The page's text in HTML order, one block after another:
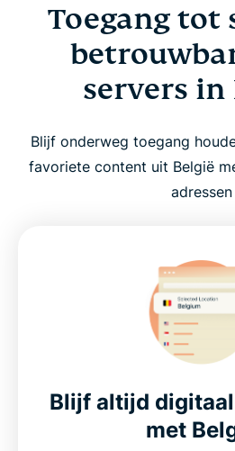
Toegang tot
servers in
Blijf onderweg toegang
favoriete content uit België
adressen
Blijf altijd
met